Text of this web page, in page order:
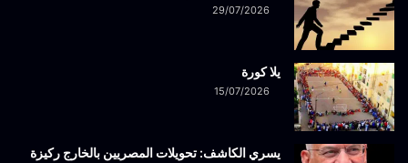
29/07/2026
يلا كورة
15/07/2026
يسري الكاشف: تحويلات المصريين بالخارج ركيزة